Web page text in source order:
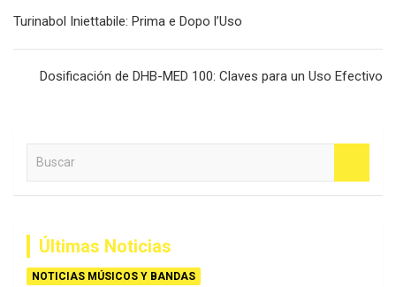
entradas
Turinabol Iniettabile: Prima e Dopo l’Uso
Dosificación de DHB-MED 100: Claves para un Uso Efectivo
Últimas Noticias
NOTICIAS MÚSICOS Y BANDAS